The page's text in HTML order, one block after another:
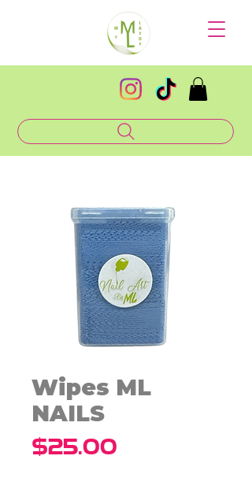
Wipes ML
NAILS
$25.00